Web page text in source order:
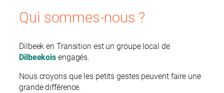
Qui sommes-nous ?
Dilbeek en Transition est un groupe local de
Dilbeekois engagés.
Nous croyons que les petits gestes peuvent faire une
grande différence.